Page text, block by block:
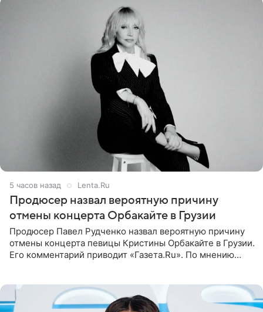
5 часов назад Lenta.Ru
Продюсер назвал вероятную причину
отмены концерта Орбакайте в Грузии
Продюсер Павел Рудченко назвал вероятную причину
отмены концерта певицы Кристины Орбакайте в Грузии.
Его комментарий приводит «Газета.Ru». По мнению